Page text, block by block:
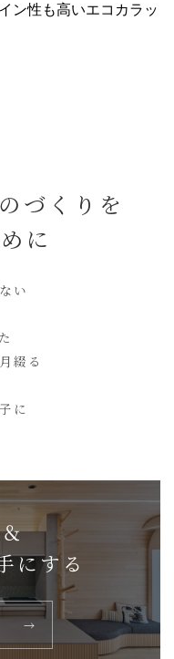
ン性も高いエコカラッ
づくりを
に
い
綴る
に
にする
→